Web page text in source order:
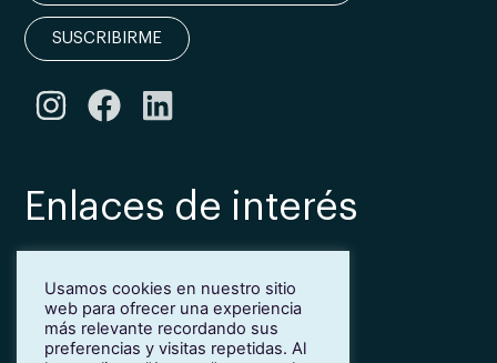
SUSCRIBIRME
Enlaces de interés
Inmersión lingüística de inglés en Girona
Más idiomas para empresas
Blog
Usamos cookies en nuestro sitio
web para ofrecer una experiencia
más relevante recordando sus
preferencias y visitas repetidas. Al